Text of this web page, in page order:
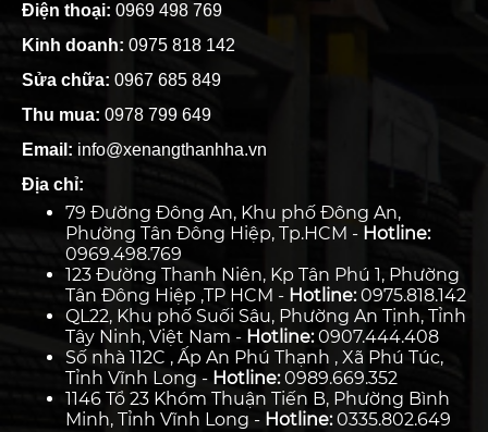
Điện thoại: 0969 498 769
Kinh doanh: 0975 818 142
Sửa chữa: 0967 685 849
Thu mua: 0978 799 649
Email: info@xenangthanhha.vn
Địa chỉ:
79 Đường Đông An, Khu phố Đông An,
Phường Tân Đông Hiệp, Tp.HCM - Hotline:
0969.498.769
123 Đường Thanh Niên, Kp Tân Phú 1, Phường
Tân Đông Hiệp ,TP HCM - Hotline:0975.818.142
QL22, Khu phố Suối Sâu, Phường An Tịnh, Tỉnh
Tây Ninh, Việt Nam - Hotline:0907.444.408
Số nhà 112C , Ấp An Phú Thạnh , Xã Phú Túc,
Tỉnh Vĩnh Long - Hotline:0989.669.352
1146 Tổ 23 Khóm Thuận Tiến B, Phường Bình
Minh, Tỉnh Vĩnh Long - Hotline:0335.802.649